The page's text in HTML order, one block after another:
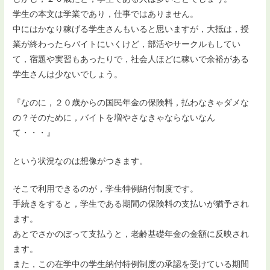
学生の本文は学業であり，仕事ではありません。
中にはかなり稼げる学生さんもいると思いますが，大抵は，授
業が終わったらバイトにいくけど，部活やサークルもしてい
て，宿題や実習もあったりで，社会人ほどに稼いで余裕がある
学生さんは少ないでしょう。
『なのに，２０歳からの国民年金の保険料，払わなきゃダメな
の？そのために，バイトを増やさなきゃならないなん
て・・・』
という状況なのは想像がつきます。
そこで利用できるのが，学生特例納付制度です。
手続きをすると，学生である期間の保険料の支払いが猶予され
ます。
あとでさかのぼって支払うと，老齢基礎年金の金額に反映され
ます。
また，この在学中の学生納付特例制度の承認を受けている期間